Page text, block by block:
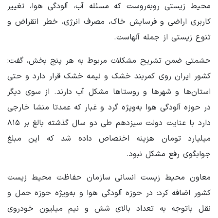
محیط زیستی روبه‌روست که مسئله آب، آلودگی هوا، تغییر
کاربری اراضی و فرسایش خاک، مصرف انرژی، خطر انقراض و
تنوع زیستی از جمله آنهاست.
حشمتی ضمن تشریح مشکلات مربوط به هر پنج بخش، گفت:
کشور ایران روی کمربند خشک و نیمه خشک قرار دارد و حتی
استان‌ها و شهرها و روستاها مشکل آب دارند. از سوی دیگر
در حوزه آلودگی هوا به‌ویژه گرد و غبار که عمدتا منشا خارجی
دارد با عنایت دولت سیزدهم طی دو سال گذشته بالغ بر ۸۱۵
میلیارد تومان هزینه اختصاص داده شد که این مبلغ
جوابگوی رفع مشکل نبود.
معاون محیط زیست انسانی سازمان حفاظت محیط زیست
کشور اضافه کرد: در حوزه آلودگی هوا و به‌ویژه حوزه حمل و
نقل باتوجه به تعداد بالای شش و نیم میلیون خودروی